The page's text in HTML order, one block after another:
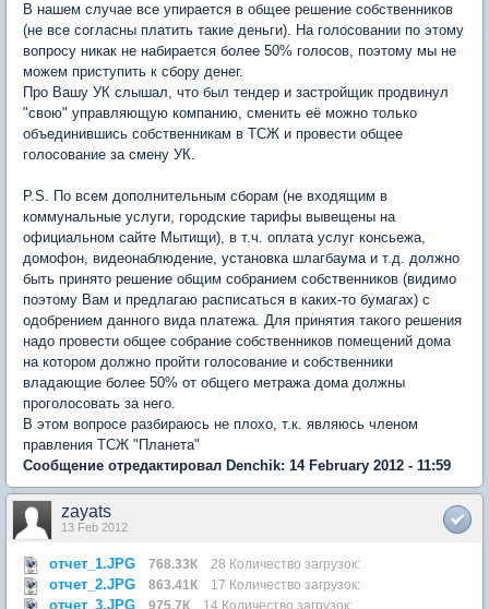
В нашем случае все упирается в общее решение собственников
(не все согласны платить такие деньги). На голосовании по этому
вопросу никак не набирается более 50% голосов, поэтому мы не
можем приступить к сбору денег.
Про Вашу УК слышал, что был тендер и застройщик продвинул
"свою" управляющую компанию, сменить её можно только
объединившись собственникам в ТСЖ и провести общее
голосование за смену УК.
P.S. По всем дополнительным сборам (не входящим в
коммунальные услуги, городские тарифы вывещены на
официальном сайте Мытищи), в т.ч. оплата услуг консьежа,
домофон, видеонаблюдение, установка шлагбаума и т.д. должно
быть принято решение общим собранием собственников (видимо
поэтому Вам и предлагаю расписаться в каких-то бумагах) с
одобрением данного вида платежа. Для принятия такого решения
надо провести общее собрание собственников помещений дома
на котором должно пройти голосование и собственники
владающие более 50% от общего метража дома должны
проголосовать за него.
В этом вопросе разбираюсь не плохо, т.к. являюсь членом
правления ТСЖ "Планета"
Сообщение отредактировал Denchik: 14 February 2012 - 11:59
zayats
13 Feb 2012
отчет_1.JPG 768.33К 28 Количество загрузок:
отчет_2.JPG 863.41К 17 Количество загрузок:
отчет_3.JPG 975.7К 14 Количество загрузок: